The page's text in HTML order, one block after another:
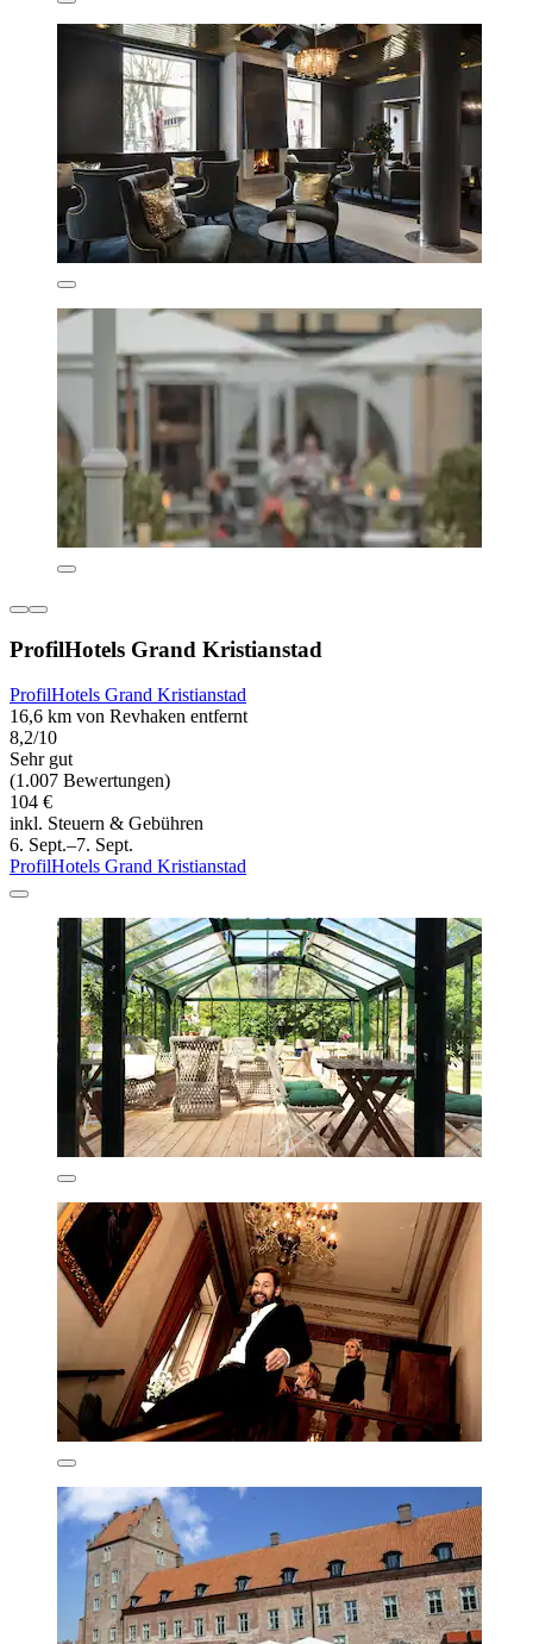
ProfilHotels Grand Kristianstad
ProfilHotels Grand Kristianstad
16,6 km von Revhaken entfernt
8,2/10
Sehr gut
(1.007 Bewertungen)
104 €
inkl. Steuern & Gebühren
6. Sept.–7. Sept.
ProfilHotels Grand Kristianstad